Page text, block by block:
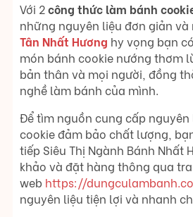
Với 2công thức làm bánh
những nguyên liệu đơn giản
Tân Nhất Hương hy vọng bạn
món bánh cookie nướng thơm
bản thân và mọi người, đồng
nghề làm bánh của mình.
Để tìm nguồn cung cấp
cookie đảm bảo chất lượng,
tiếp Siêu Thị Ngành Bánh Nhất
khảo và đặt hàng thông qua
web https://
nguyên liệu tiện lợi và nhanh